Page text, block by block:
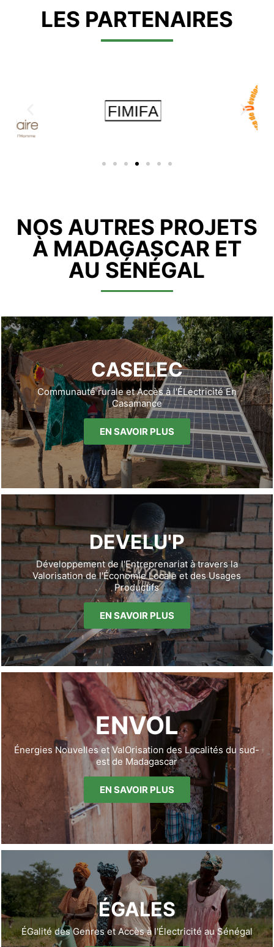
LES PARTENAIRES
NOS AUTRES PROJETS
À MADAGASCAR ET
AU SÉNÉGAL
CASELEC
Communauté rurale et Accès à l'ÉLectricité En
Casamance
EN SAVOIR PLUS
DEVELU'P
Développement de l'Entreprenariat à travers la
Valorisation de l'Économie Locale et des Usages
Productifs
EN SAVOIR PLUS
ENVOL
Énergies Nouvelles et ValOrisation des Localités du sud-
est de Madagascar
EN SAVOIR PLUS
ÉGALES
ÉGalité des Genres et Accès à l'Électricité au Sénégal